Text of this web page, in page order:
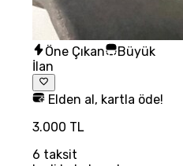
Öne Çıkan
Büyük
İlan
Elden al, kartla öde!
3.000 TL
6 taksit